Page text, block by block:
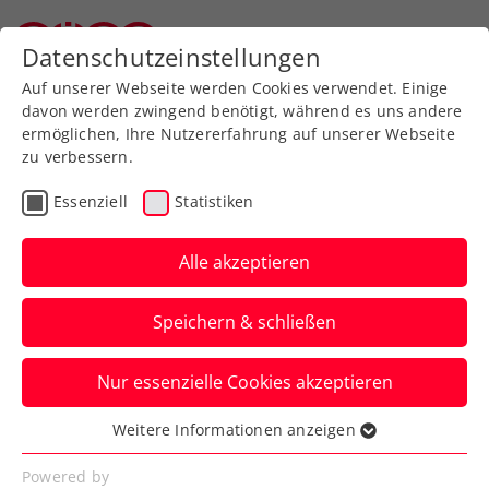
AllgemeineKlasse
Jugend
SeniorInnen
Meisterschaft wählen
OÖ. Mannschaftsmeisterschaft 2026 / Herren
Datenschutzeinstellungen
Auf unserer Webseite werden Cookies verwendet. Einige
davon werden zwingend benötigt, während es uns andere
ermöglichen, Ihre Nutzererfahrung auf unserer Webseite
zu verbessern.
Essenziell Statistiken
Alle akzeptieren
Speichern & schließen
Nur essenzielle Cookies akzeptieren
Essenziell
Essenzielle Cookies werden für grundlegende
Weitere Informationen anzeigen
Powered by